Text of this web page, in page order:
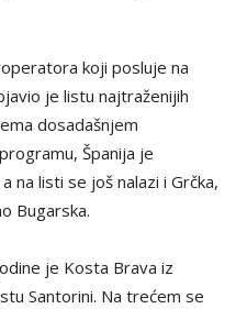
koji posluje na
je listu najtraženijih
dosadašnjem
Španija je
na listi se još nalazi i Grčka,
Bugarska.
je Kosta Brava iz
Santorini. Na trećem se